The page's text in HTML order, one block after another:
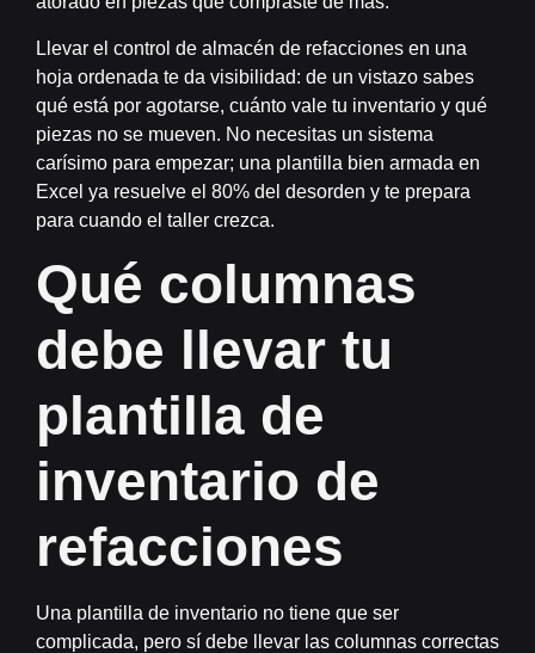
Llevar el control de almacén de refacciones en una
hoja ordenada te da visibilidad: de un vistazo sabes
qué está por agotarse, cuánto vale tu inventario y qué
piezas no se mueven. No necesitas un sistema
carísimo para empezar; una plantilla bien armada en
Excel ya resuelve el 80% del desorden y te prepara
para cuando el taller crezca.
Qué columnas
debe llevar tu
plantilla de
inventario de
refacciones
Una plantilla de inventario no tiene que ser
complicada, pero sí debe llevar las columnas correctas